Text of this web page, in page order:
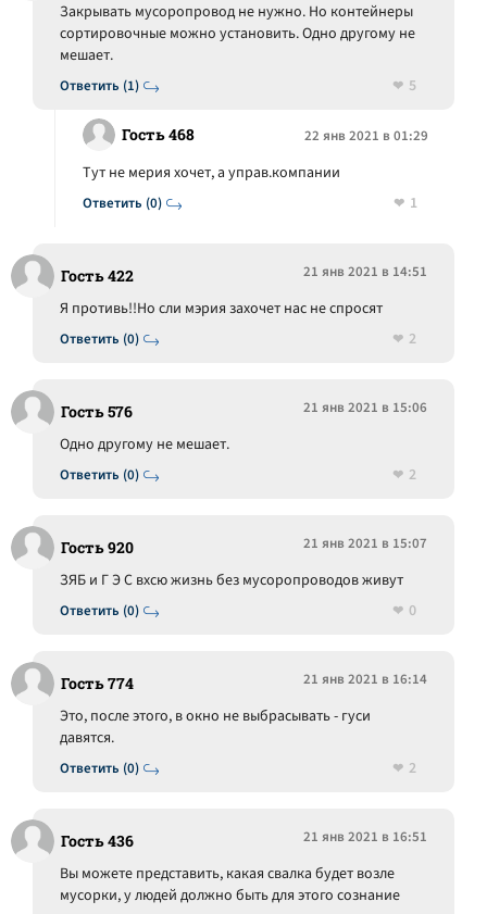
Ответить (1)
Закрывать мусоропровод не нужно. Но контейнеры
сортировочные можно установить. Одно другому не
мешает.
5
Гость 468 22 янв 2021 в 01:29
Ответить (0)
Тут не мерия хочет, а управ.компании
1
Гость 422 21 янв 2021 в 14:51
Ответить (0)
Я противь!!Но сли мэрия захочет нас не спросят
2
Гость 576 21 янв 2021 в 15:06
Ответить (0)
Одно другому не мешает.
2
Гость 920 21 янв 2021 в 15:07
Ответить (0)
ЗЯБ и Г Э С вхсю жизнь без мусоропроводов живут
0
Гость 774 21 янв 2021 в 16:14
Ответить (0)
Это, после этого, в окно не выбрасывать - гуси
давятся.
2
Гость 436 21 янв 2021 в 16:51
Вы можете представить, какая свалка будет возле
мусорки, у людей должно быть для этого сознание